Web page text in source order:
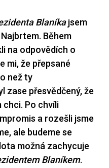
Blaníkajsem
Během
na odpovědích o
mi, že přepsané
než ty
zase přesvědčený, že
chci. Po chvíli
a rozešli jsme
ale budeme se
možná zachycuje
Blaníkem.